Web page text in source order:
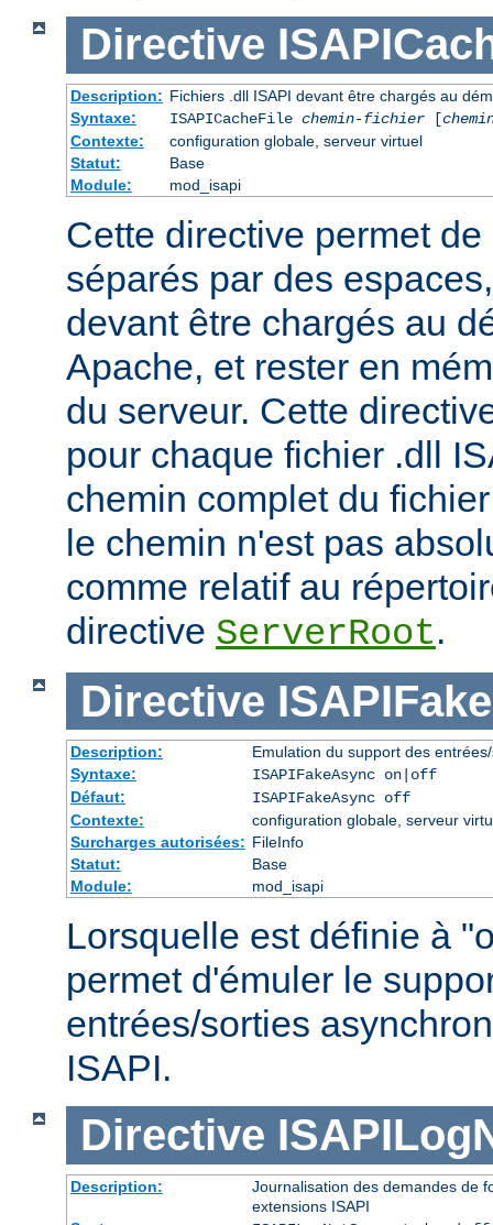
Directive
Description: Fichiers .dll ISAPI devant être chargés au
Syntaxe:
ISAPICacheFile chemin-fichier[
Contexte:
configuration globale, serveur virtuel
Statut:
Base
Module:
mod_isapi
Cette directive permet
séparés par des
devant être chargés au
Apache, et rester en
du serveur. Cette
pour chaque fichier .dll
chemin complet du
le chemin n'est pas
comme relatif au
directive ServerRoot.
Directive
Description:
Emulation du support des
Syntaxe:
ISAPIFakeAsync on|off
Défaut:
ISAPIFakeAsync off
Contexte:
configuration globale, serveur
Surcharges autorisées: FileInfo
Statut:
Base
Module:
mod_isapi
Lorsquelle est définie à
permet d'émuler le
entrées/sorties
ISAPI.
Directive
Description:
Journalisation des demandes de
extensions ISAPI